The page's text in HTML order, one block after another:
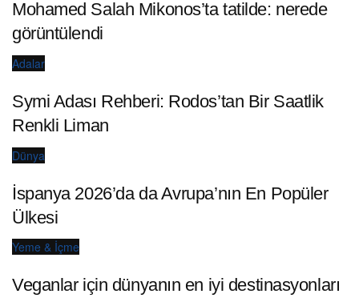
Mohamed Salah Mikonos’ta tatilde: nerede
görüntülendi
Adalar
Symi Adası Rehberi: Rodos’tan Bir Saatlik
Renkli Liman
Dünya
İspanya 2026’da da Avrupa’nın En Popüler
Ülkesi
Yeme & İçme
Veganlar için dünyanın en iyi destinasyonları